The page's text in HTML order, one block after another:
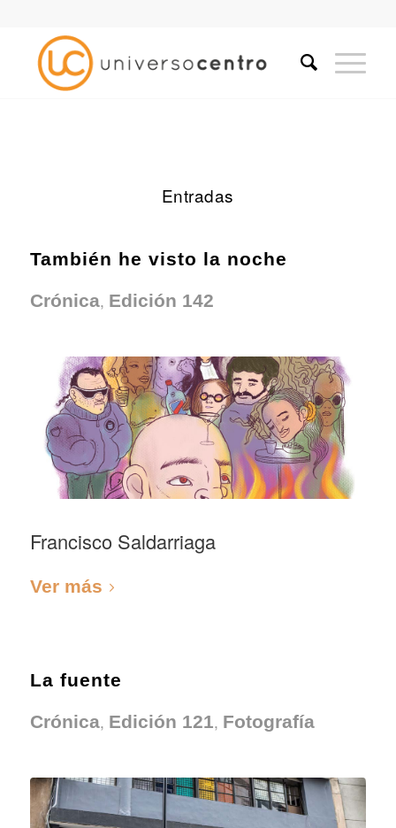
Entradas
También he visto la noche
Crónica, Edición 142
Francisco Saldarriaga
Ver más
La fuente
Crónica, Edición 121, Fotografía